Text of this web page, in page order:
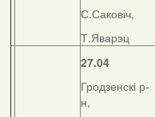
С.Саковіч,
Т.Яварэц
27.04
Гродзенскі р-
н,